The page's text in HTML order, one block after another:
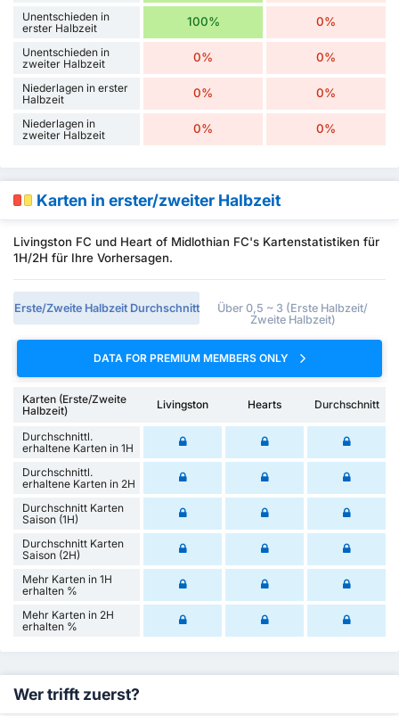
Unentschieden in
erster Halbzeit
100% 0%
Unentschieden in
zweiter Halbzeit
0% 0%
Niederlagen in erster
Halbzeit
0% 0%
Niederlagen in
zweiter Halbzeit
0% 0%
Karten in erster/zweiter Halbzeit
Livingston FC und Heart of Midlothian FC's Kartenstatistiken für
1H/2H für Ihre Vorhersagen.
Erste/Zweite Halbzeit Durchschnitt
Über 0,5 ~ 3 (Erste Halbzeit/
Zweite Halbzeit)
DATA FOR PREMIUM MEMBERS ONLY
Karten (Erste/Zweite
Halbzeit)
Livingston Hearts Durchschnitt
Durchschnittl.
erhaltene Karten in 1H
Durchschnittl.
erhaltene Karten in 2H
Durchschnitt Karten
Saison (1H)
Durchschnitt Karten
Saison (2H)
Mehr Karten in 1H
erhalten %
Mehr Karten in 2H
erhalten %
Wer trifft zuerst?